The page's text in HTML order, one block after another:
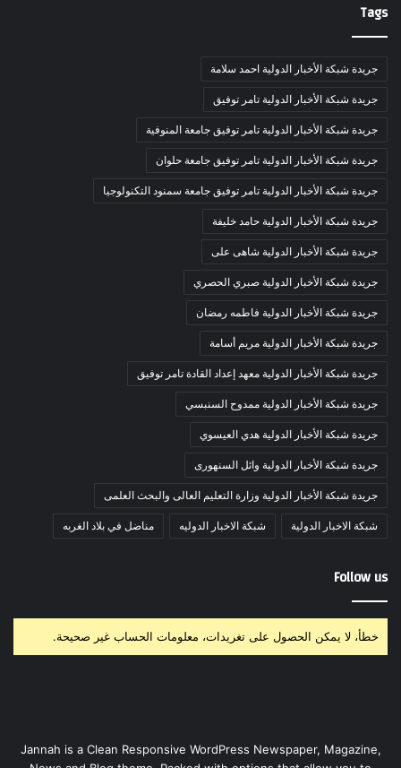
Tags
جريدة شبكة الأخبار الدولية احمد سلامة
جريدة شبكة الأخبار الدولية تامر توفيق
جريدة شبكة الأخبار الدولية تامر توفيق جامعة المنوفية
جريدة شبكة الأخبار الدولية تامر توفيق جامعة حلوان
جريدة شبكة الأخبار الدولية تامر توفيق جامعة سمنود التكنولوجيا
جريدة شبكة الأخبار الدولية حامد خليفة
جريدة شبكة الأخبار الدولية شاهى على
جريدة شبكة الأخبار الدولية صبري الحصري
جريدة شبكة الأخبار الدولية فاطمه رمضان
جريدة شبكة الأخبار الدولية مريم أسامة
جريدة شبكة الأخبار الدولية معهد إعداد القادة تامر توفيق
جريدة شبكة الأخبار الدولية ممدوح السنبسي
جريدة شبكة الأخبار الدولية هدي العيسوي
جريدة شبكة الأخبار الدولية وائل السنهورى
جريدة شبكة الأخبار الدولية وزارة التعليم العالى والبحث العلمى
شبكة الاخبار الدولية شبكة الاخبار الدوليه مناضل في بلاد الغربه
Follow us
خطأ، لا يمكن الحصول على تغريدات، معلومات الحساب غير صحيحة.
Jannah is a Clean Responsive WordPress Newspaper, Magazine,